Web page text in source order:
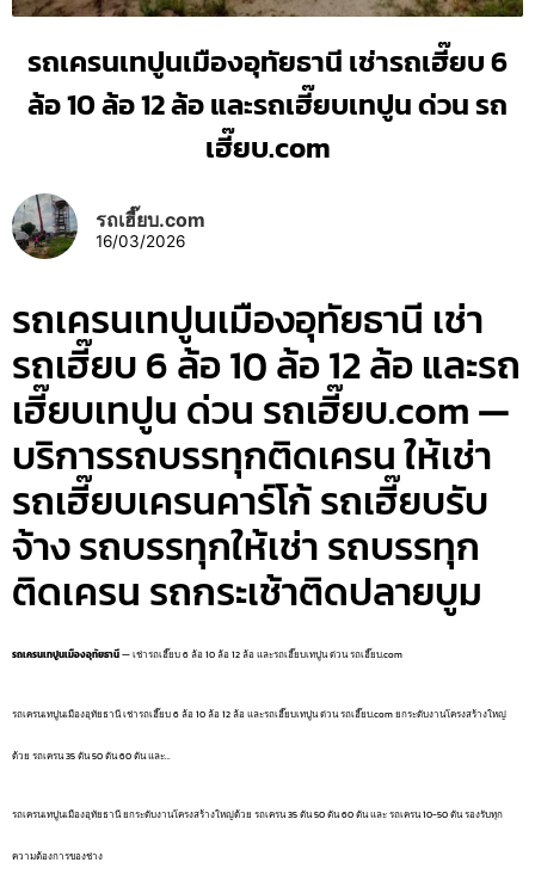
รถเครนเทปูนเมืองอุทัยธานี เช่ารถเฮี๊ยบ 6
ล้อ 10 ล้อ 12 ล้อ และรถเฮี๊ยบเทปูน ด่วน รถ
เฮี๊ยบ.com
รถเฮี๊ยบ.com
16/03/2026
รถเครนเทปูนเมืองอุทัยธานี เช่า
รถเฮี๊ยบ 6 ล้อ 10 ล้อ 12 ล้อ และรถ
เฮี๊ยบเทปูน ด่วน รถเฮี๊ยบ.com —
บริการรถบรรทุกติดเครน ให้เช่า
รถเฮี๊ยบเครนคาร์โก้ รถเฮี๊ยบรับ
จ้าง รถบรรทุกให้เช่า รถบรรทุก
ติดเครน รถกระเช้าติดปลายบูม
รถเครนเทปูนเมืองอุทัยธานี— เช่ารถเฮี๊ยบ 6 ล้อ 10 ล้อ 12 ล้อ และรถเฮี๊ยบเทปูน ด่วน รถเฮี๊ยบ.com
รถเครนเทปูนเมืองอุทัยธานี เช่ารถเฮี๊ยบ 6 ล้อ 10 ล้อ 12 ล้อ และรถเฮี๊ยบเทปูน ด่วน รถเฮี๊ยบ.com ยกระดับงานโครงสร้างใหญ่
ด้วย รถเครน 35 ตัน 50 ตัน 60 ตัน และ…
รถเครนเทปูนเมืองอุทัยธานี ยกระดับงานโครงสร้างใหญ่ด้วย รถเครน 35 ตัน 50 ตัน 60 ตัน และ รถเครน 10-50 ตัน รองรับทุก
ความต้องการของช่าง